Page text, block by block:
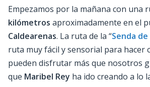
Empezamos por la mañana con una
kilómetros aproximadamente en el
Caldearenas. La ruta de la “Senda
ruta muy fácil y sensorial para hacer
pueden disfrutar más que nosotros
que Maribel Rey ha ido creando a lo